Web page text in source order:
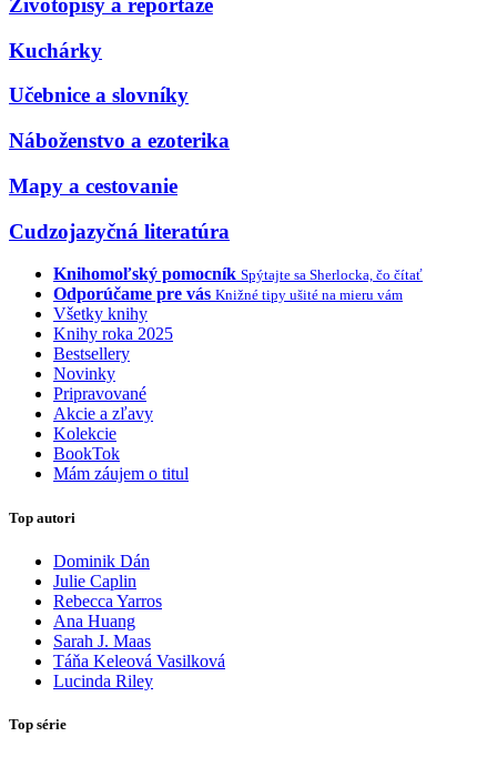
Životopisy a reportáže
Kuchárky
Učebnice a slovníky
Náboženstvo a ezoterika
Mapy a cestovanie
Cudzojazyčná literatúra
Knihomoľský pomocník Spýtajte sa Sherlocka, čo čítať
Odporúčame pre vás Knižné tipy ušité na mieru vám
Všetky knihy
Knihy roka 2025
Bestsellery
Novinky
Pripravované
Akcie a zľavy
Kolekcie
BookTok
Mám záujem o titul
Top autori
Dominik Dán
Julie Caplin
Rebecca Yarros
Ana Huang
Sarah J. Maas
Táňa Keleová Vasilková
Lucinda Riley
Top série